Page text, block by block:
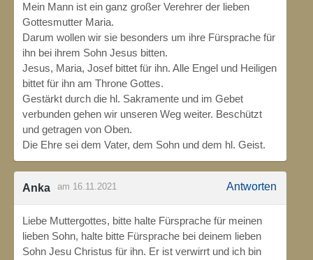
Mein Mann ist ein ganz großer Verehrer der lieben
Gottesmutter Maria.
Darum wollen wir sie besonders um ihre Fürsprache für
ihn bei ihrem Sohn Jesus bitten.
Jesus, Maria, Josef bittet für ihn. Alle Engel und Heiligen
bittet für ihn am Throne Gottes.
Gestärkt durch die hl. Sakramente und im Gebet
verbunden gehen wir unseren Weg weiter. Beschützt
und getragen von Oben.
Die Ehre sei dem Vater, dem Sohn und dem hl. Geist.
Anka am 16.11.2021 Antworten
Liebe Muttergottes, bitte halte Fürsprache für meinen
lieben Sohn, halte bitte Fürsprache bei deinem lieben
Sohn Jesu Christus für ihn. Er ist verwirrt und ich bin